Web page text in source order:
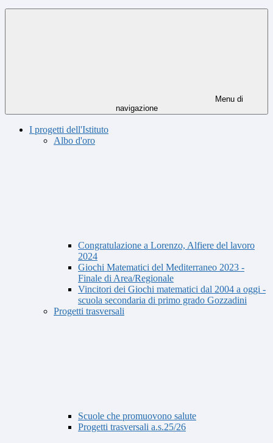
Menu di
navigazione
I progetti dell'Istituto
Albo d'oro
Congratulazione a Lorenzo, Alfiere del lavoro
2024
Giochi Matematici del Mediterraneo 2023 -
Finale di Area/Regionale
Vincitori dei Giochi matematici dal 2004 a oggi -
scuola secondaria di primo grado Gozzadini
Progetti trasversali
Scuole che promuovono salute
Progetti trasversali a.s.25/26